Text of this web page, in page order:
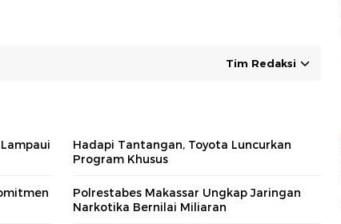
Tim Redaksi
Hadapi Tantangan, Toyota Luncurkan
Program Khusus
Polrestabes Makassar Ungkap Jaringan
Narkotika Bernilai Miliaran